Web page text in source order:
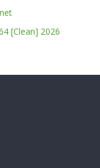
[Clean] 2026